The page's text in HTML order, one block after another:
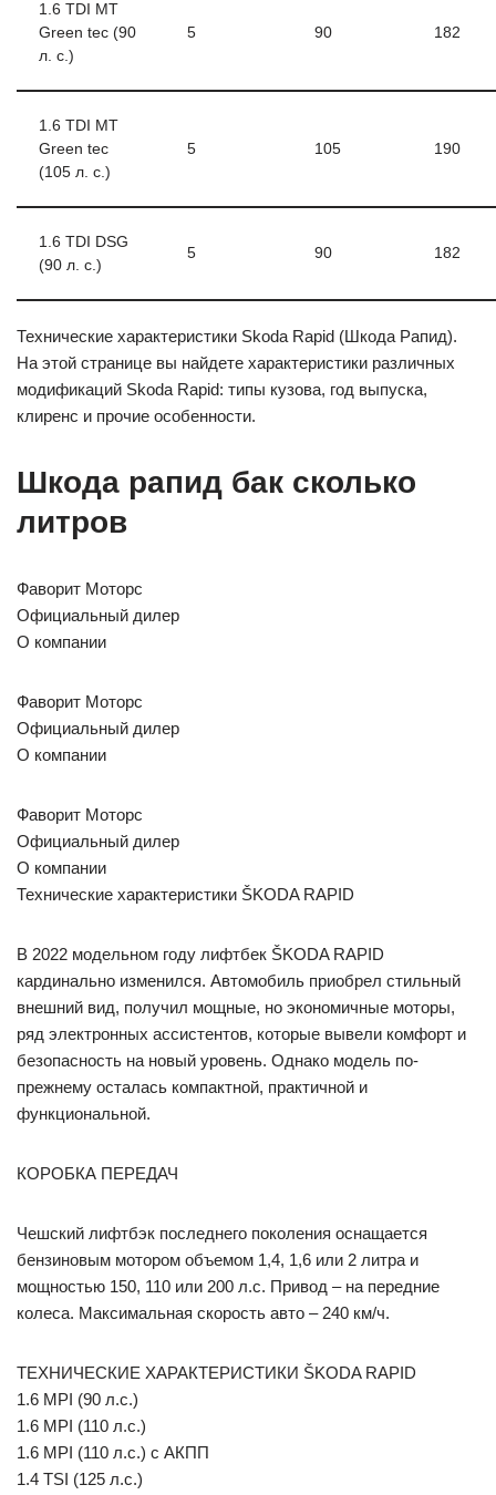
1.6 TDI MT
Green tec (90
л. с.)
5 90 182
1.6 TDI MT
Green tec
(105 л. с.)
5 105 190
1.6 TDI DSG
(90 л. с.)
5 90 182
Технические характеристики Skoda Rapid (Шкода Рапид).
На этой странице вы найдете характеристики различных
модификаций Skoda Rapid: типы кузова, год выпуска,
клиренс и прочие особенности.
Шкода рапид бак сколько
литров
Фаворит Моторс
Официальный дилер
О компании
Фаворит Моторс
Официальный дилер
О компании
Фаворит Моторс
Официальный дилер
О компании
Технические характеристики ŠKODA RAPID
В 2022 модельном году лифтбек ŠKODA RAPID
кардинально изменился. Автомобиль приобрел стильный
внешний вид, получил мощные, но экономичные моторы,
ряд электронных ассистентов, которые вывели комфорт и
безопасность на новый уровень. Однако модель по-
прежнему осталась компактной, практичной и
функциональной.
КОРОБКА ПЕРЕДАЧ
Чешский лифтбэк последнего поколения оснащается
бензиновым мотором объемом 1,4, 1,6 или 2 литра и
мощностью 150, 110 или 200 л.с. Привод – на передние
колеса. Максимальная скорость авто – 240 км/ч.
ТЕХНИЧЕСКИЕ ХАРАКТЕРИСТИКИ ŠKODA RAPID
1.6 MPI (90 л.с.)
1.6 MPI (110 л.с.)
1.6 MPI (110 л.с.) с АКПП
1.4 TSI (125 л.с.)